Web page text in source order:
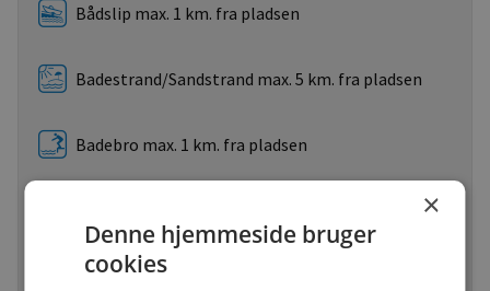
Bådslip max. 1 km. fra pladsen
Badestrand/Sandstrand max. 5 km. fra pladsen
Badebro max. 1 km. fra pladsen
Udlejning af vandcykler til betaling
×
Denne hjemmeside bruger
cookies